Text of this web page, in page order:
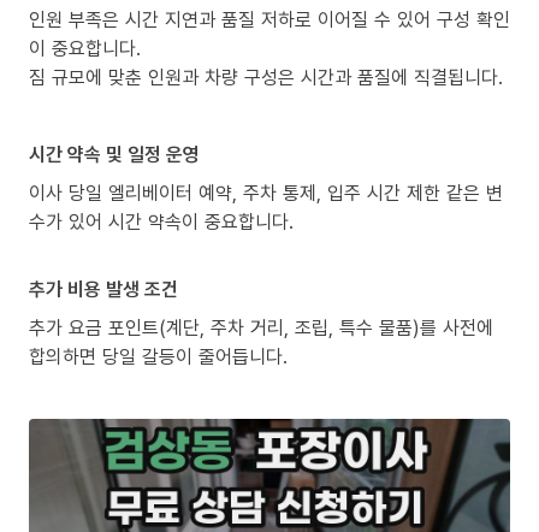
인원 부족은 시간 지연과 품질 저하로 이어질 수 있어 구성 확인
이 중요합니다.
짐 규모에 맞춘 인원과 차량 구성은 시간과 품질에 직결됩니다.
시간 약속 및 일정 운영
이사 당일 엘리베이터 예약, 주차 통제, 입주 시간 제한 같은 변
수가 있어 시간 약속이 중요합니다.
추가 비용 발생 조건
추가 요금 포인트(계단, 주차 거리, 조립, 특수 물품)를 사전에
합의하면 당일 갈등이 줄어듭니다.